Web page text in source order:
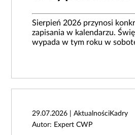
Sierpień 2026 przynosi
zapisania w kalendarzu.
wypada w tym roku w
29.07.2026 | AktualnościKadry
Autor: Expert CWP